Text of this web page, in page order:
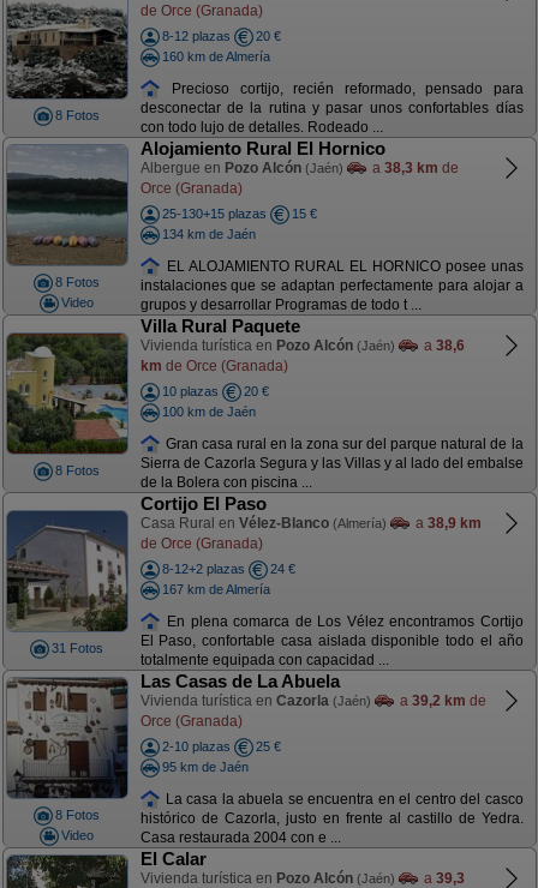
8 Fotos
de Orce (Granada)
8-12 plazas
20 €
160 km de Almería
Precioso cortijo, recién reformado, pensado para
desconectar de la rutina y pasar unos confortables días
con todo lujo de detalles. Rodeado ...
8 Fotos
Video
Alojamiento Rural El Hornico
Albergue en Pozo Alcón (Jaén) a 38,3 km de
Orce (Granada)
25-130+15 plazas
15 €
134 km de Jaén
EL ALOJAMIENTO RURAL EL HORNICO posee unas
instalaciones que se adaptan perfectamente para alojar a
grupos y desarrollar Programas de todo t ...
8 Fotos
Villa Rural Paquete
Vivienda turística en Pozo Alcón (Jaén) a 38,6
km de Orce (Granada)
10 plazas
20 €
100 km de Jaén
Gran casa rural en la zona sur del parque natural de la
Sierra de Cazorla Segura y las Villas y al lado del embalse
de la Bolera con piscina ...
31 Fotos
Cortijo El Paso
Casa Rural en Vélez-Blanco (Almería) a 38,9 km
de Orce (Granada)
8-12+2 plazas
24 €
167 km de Almería
En plena comarca de Los Vélez encontramos Cortijo
El Paso, confortable casa aislada disponible todo el año
totalmente equipada con capacidad ...
8 Fotos
Video
Las Casas de La Abuela
Vivienda turística en Cazorla (Jaén) a 39,2 km de
Orce (Granada)
2-10 plazas
25 €
95 km de Jaén
La casa la abuela se encuentra en el centro del casco
histórico de Cazorla, justo en frente al castillo de Yedra.
Casa restaurada 2004 con e ...
El Calar
Vivienda turística en Pozo Alcón (Jaén) a 39,3